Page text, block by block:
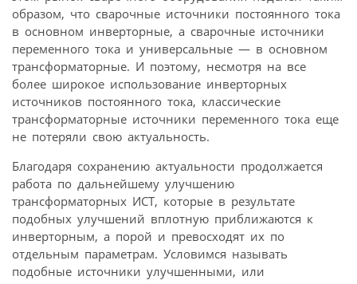
образом, что сварочные источники постоянного тока
в основном инверторные, а сварочные источники
переменного тока и универсальные — в основном
трансформаторные. И поэтому, несмотря на все
более широкое использование инверторных
источников постоянного тока, классические
трансформаторные источники переменного тока еще
не потеряли свою актуальность.
Благодаря сохранению актуальности продолжается
работа по дальнейшему улучшению
трансформаторных ИСТ, которые в результате
подобных улучшений вплотную приближаются к
инверторным, а порой и превосходят их по
отдельным параметрам. Условимся называть
подобные источники улучшенными, или